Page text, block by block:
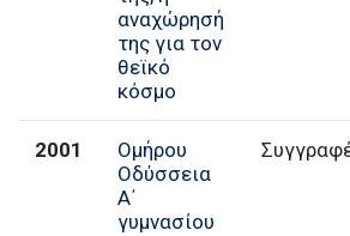
αναχώρησή
της για τον
θεϊκό
κόσμο
2001
Ομήρου
Οδύσσεια
Α΄
γυμνασίου